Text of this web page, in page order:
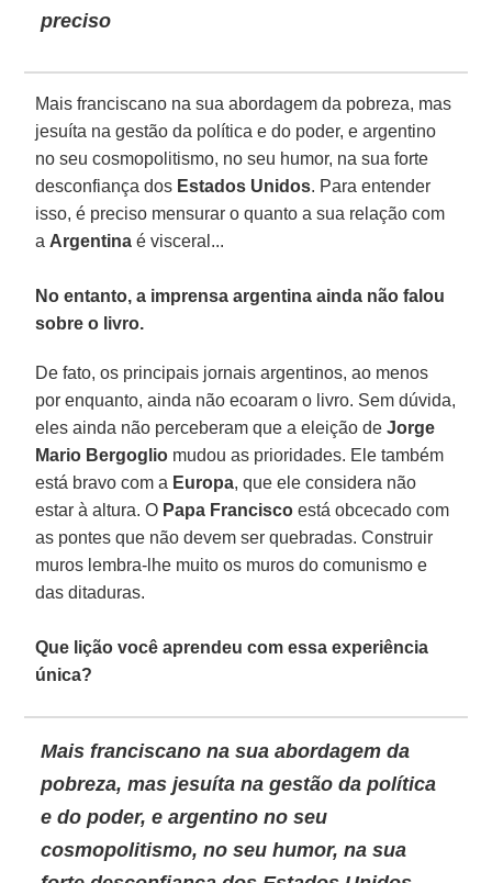
preciso
Mais franciscano na sua abordagem da pobreza, mas
jesuíta na gestão da política e do poder, e argentino
no seu cosmopolitismo, no seu humor, na sua forte
desconfiança dos Estados Unidos. Para entender
isso, é preciso mensurar o quanto a sua relação com
a Argentina é visceral...
No entanto, a imprensa argentina ainda não falou
sobre o livro.
De fato, os principais jornais argentinos, ao menos
por enquanto, ainda não ecoaram o livro. Sem dúvida,
eles ainda não perceberam que a eleição deJorge
Mario Bergoglio mudou as prioridades. Ele também
está bravo com a Europa, que ele considera não
estar à altura. O Papa Francisco está obcecado com
as pontes que não devem ser quebradas. Construir
muros lembra-lhe muito os muros do comunismo e
das ditaduras.
Que lição você aprendeu com essa experiência
única?
Mais franciscano na sua abordagem da
pobreza, mas jesuíta na gestão da política
e do poder, e argentino no seu
cosmopolitismo, no seu humor, na sua